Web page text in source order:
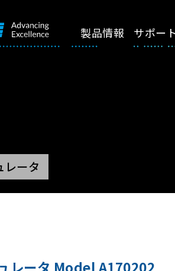
製品情報 サポー
レータ
レータ Model A170202